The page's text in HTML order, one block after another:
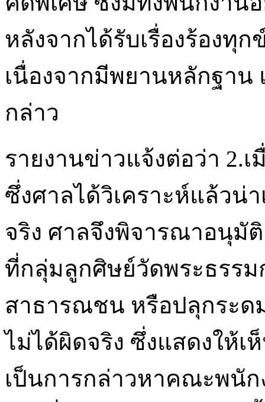
หลังจากได้รับเรื่องร้องทุ
เนื่องจากมีพยานหลักฐาน
กล่าว
รายงานข่าวแจ้งต่อว่า 2.
ซึ่งศาลได้วิเคราะห์แล้วน่
จริง ศาลจึงพิจารณาอนุมั
ที่กลุ่มลูกศิษย์วัดพระธรร
สาธารณชน หรือปลุกระด
ไม่ได้ผิดจริง ซึ่งแสดงให้เ
เป็นการกล่าวหาคณะพนัก